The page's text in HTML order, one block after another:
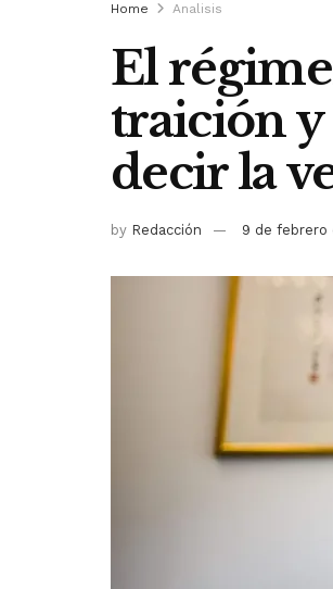
Home Analisis
El
traición y
decir la
by Redacción 9 de febrero